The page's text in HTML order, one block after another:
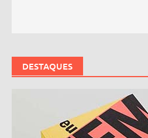
DESTAQUES